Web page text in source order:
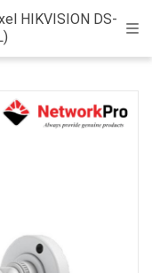
HIKVISION DS-